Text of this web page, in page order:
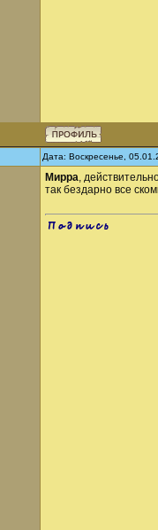
Дата: Воскресенье,
Мирра,
так бездарно все
.